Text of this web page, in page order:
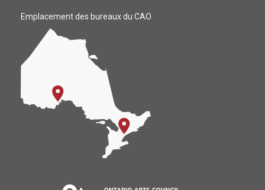
Emplacement des bureaux du CAO